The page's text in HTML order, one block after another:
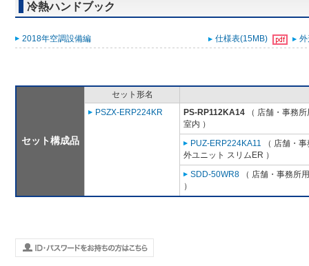
冷熱ハンドブック
2018年空調設備編 仕様表(15MB)
セット構成品
セット形名
PSZX-ERP224KR
PS-RP112KA14 （ 店舗・事務
室内 ）
PUZ-ERP224KA11 （ 店舗・
外ユニット スリムER ）
SDD-50WR8 （ 店舗・事務所
）